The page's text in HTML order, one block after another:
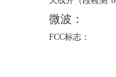
微波：
FCC标志